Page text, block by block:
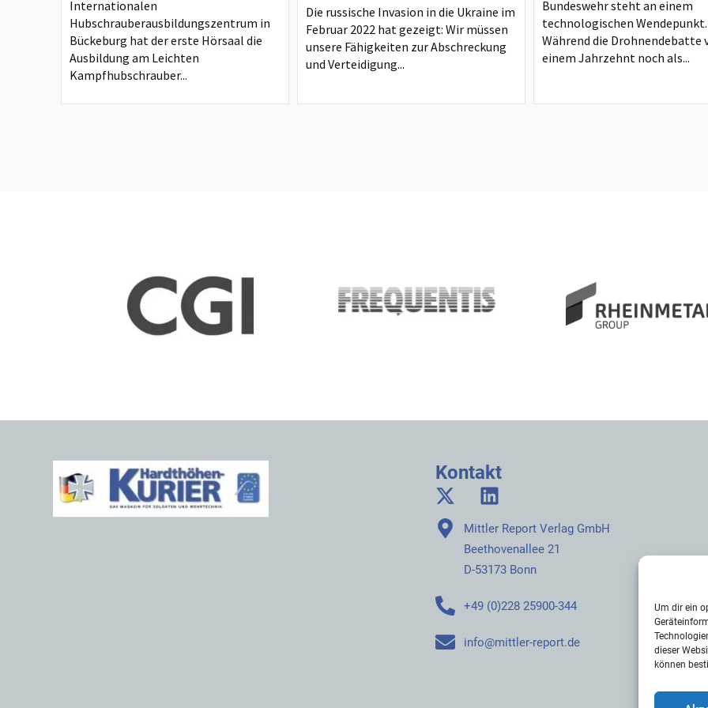
Um dir ein
dieser
können
Internationalen
Hubschrauberausbildungszentrum in
Bückeburg hat der erste Hörsaal die
Ausbildung am Leichten
Kampfhubschrauber...
Die russische Invasion in die Ukraine im
Februar 2022 hat gezeigt: Wir müssen
unsere Fähigkeiten zur Abschreckung
und Verteidigung...
Bundeswehr steht an einem
technologischen Wendepunkt.
Während die Drohnendebatte
einem Jahrzehnt noch als...
Kontakt
Mittler Report Verlag GmbH
Beethovenallee 21
D-53173 Bonn
+49 (0)228 25900-344
info@mittler-report.de